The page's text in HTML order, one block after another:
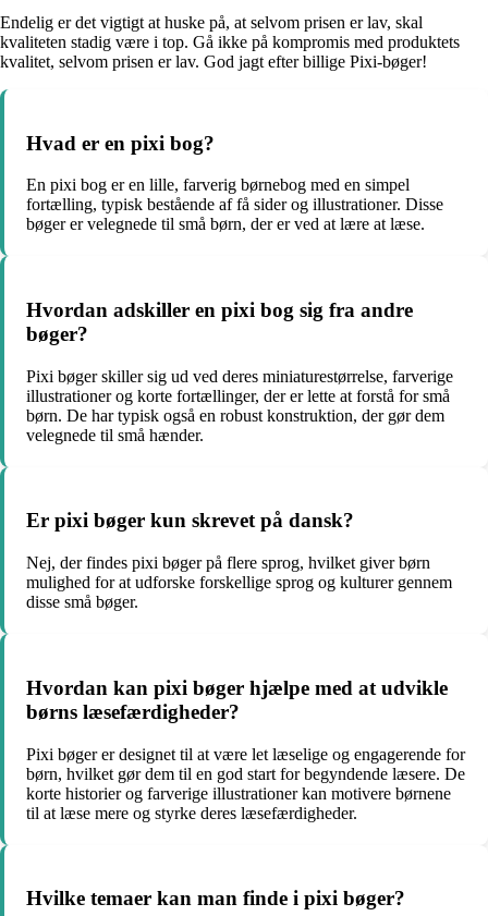
Endelig er det vigtigt at huske på, at selvom prisen er lav, skal
kvaliteten stadig være i top. Gå ikke på kompromis med produktets
kvalitet, selvom prisen er lav. God jagt efter billige Pixi-bøger!
Hvad er en pixi bog?
En pixi bog er en lille, farverig børnebog med en simpel
fortælling, typisk bestående af få sider og illustrationer. Disse
bøger er velegnede til små børn, der er ved at lære at læse.
Hvordan adskiller en pixi bog sig fra andre
bøger?
Pixi bøger skiller sig ud ved deres miniaturestørrelse, farverige
illustrationer og korte fortællinger, der er lette at forstå for små
børn. De har typisk også en robust konstruktion, der gør dem
velegnede til små hænder.
Er pixi bøger kun skrevet på dansk?
Nej, der findes pixi bøger på flere sprog, hvilket giver børn
mulighed for at udforske forskellige sprog og kulturer gennem
disse små bøger.
Hvordan kan pixi bøger hjælpe med at udvikle
børns læsefærdigheder?
Pixi bøger er designet til at være let læselige og engagerende for
børn, hvilket gør dem til en god start for begyndende læsere. De
korte historier og farverige illustrationer kan motivere børnene
til at læse mere og styrke deres læsefærdigheder.
Hvilke temaer kan man finde i pixi bøger?